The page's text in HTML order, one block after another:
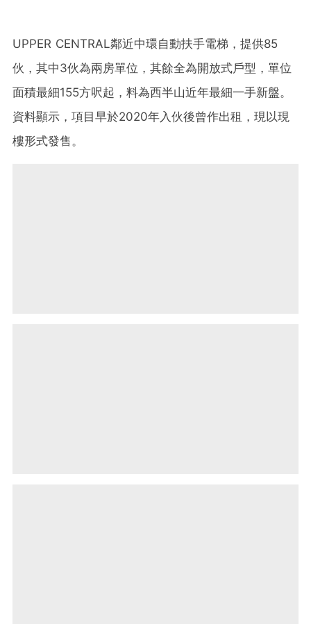
UPPER CENTRAL鄰近中環自動扶手電梯，提供85
伙，其中3伙為兩房單位，其餘全為開放式戶型，單位
面積最細155方呎起，料為西半山近年最細一手新盤。
資料顯示，項目早於2020年入伙後曾作出租，現以現
樓形式發售。